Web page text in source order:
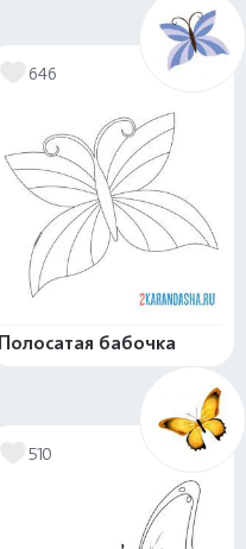
646
Полосатая бабочка
510